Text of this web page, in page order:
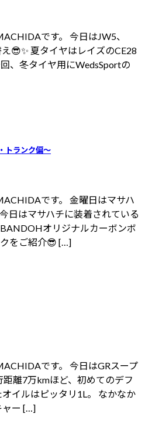
です。 今日はJW5、
😎✨ 夏タイヤはレイズのCE28
、冬タイヤ用にWedsSportの
ランク偏～
です。 金曜日はマサハ
日はマサハチに装着されている
オリジナルカーボンボ
をご紹介😎 […]
です。 今日はGRスープ
距離7万kmほど、初めてのデフ
イルはピッタリ1L。 なかなか
ャー […]